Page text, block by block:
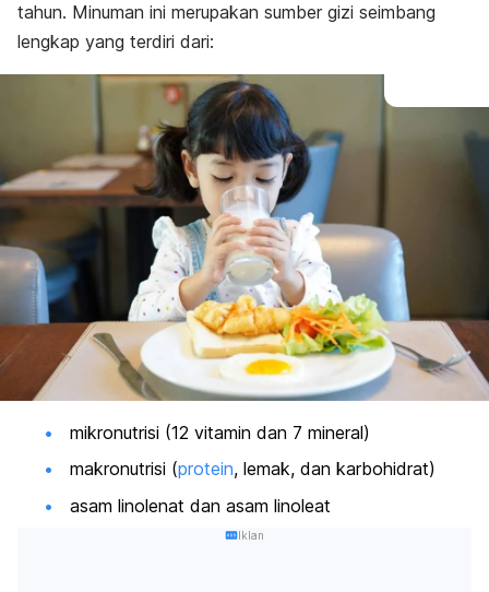
tahun. Minuman ini merupakan sumber gizi seimbang
lengkap yang terdiri dari:
mikronutrisi (12 vitamin dan 7 mineral)
makronutrisi (protein, lemak, dan karbohidrat)
asam linolenat dan asam linoleat
Iklan